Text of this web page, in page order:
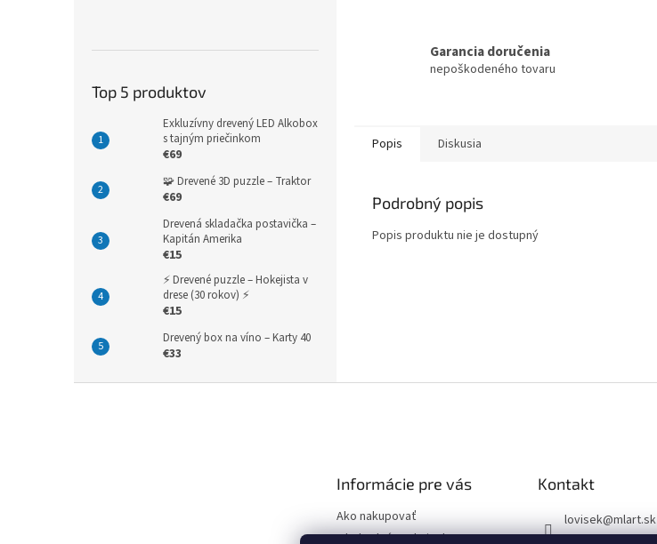
Top 5 produktov
Exkluzívny drevený LED Alkobox
s tajným priečinkom
€69
🧩 Drevené 3D puzzle – Traktor
€69
Drevená skladačka postavička –
Kapitán Amerika
€15
⚡ Drevené puzzle – Hokejista v
drese (30 rokov) ⚡
€15
Drevený box na víno – Karty 40
€33
Garancia doručenia
nepoškodeného tovaru
Popis Diskusia
Podrobný popis
Popis produktu nie je dostupný
Informácie pre vás
Ako nakupovať
Obchodné podmienky
Kontakt
lovisek@mlart.sk